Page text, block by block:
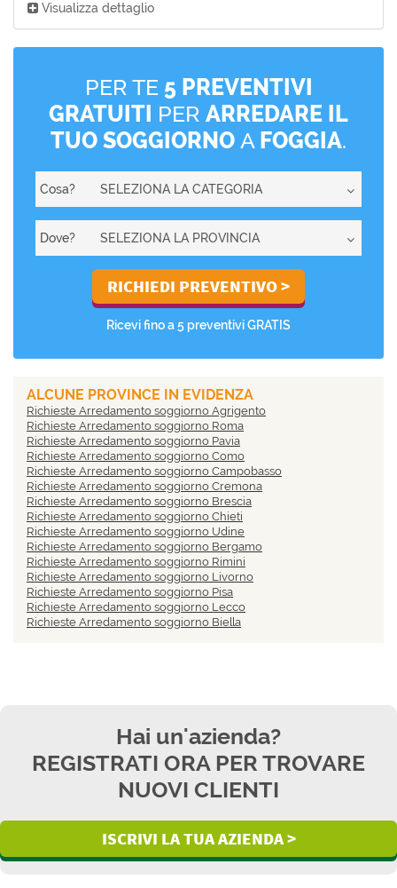
Visualizza dettaglio
PER TE 5 PREVENTIVI
GRATUITI PER ARREDARE IL
TUO SOGGIORNO A FOGGIA.
Cosa?
Dove?
Ricevi fino a 5 preventivi GRATIS
ALCUNE PROVINCE IN EVIDENZA
Richieste Arredamento soggiorno Agrigento
Richieste Arredamento soggiorno Roma
Richieste Arredamento soggiorno Pavia
Richieste Arredamento soggiorno Como
Richieste Arredamento soggiorno Campobasso
Richieste Arredamento soggiorno Cremona
Richieste Arredamento soggiorno Brescia
Richieste Arredamento soggiorno Chieti
Richieste Arredamento soggiorno Udine
Richieste Arredamento soggiorno Bergamo
Richieste Arredamento soggiorno Rimini
Richieste Arredamento soggiorno Livorno
Richieste Arredamento soggiorno Pisa
Richieste Arredamento soggiorno Lecco
Richieste Arredamento soggiorno Biella
Hai un'azienda?
REGISTRATI ORA PER TROVARE
NUOVI CLIENTI
ISCRIVI LA TUA AZIENDA >